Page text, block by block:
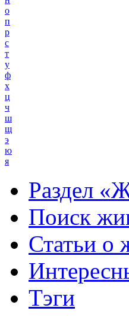
о
п
р
с
т
у
ф
х
ц
ч
ш
щ
э
ю
я
Раздел
Поиск
Статьи о
Тэги